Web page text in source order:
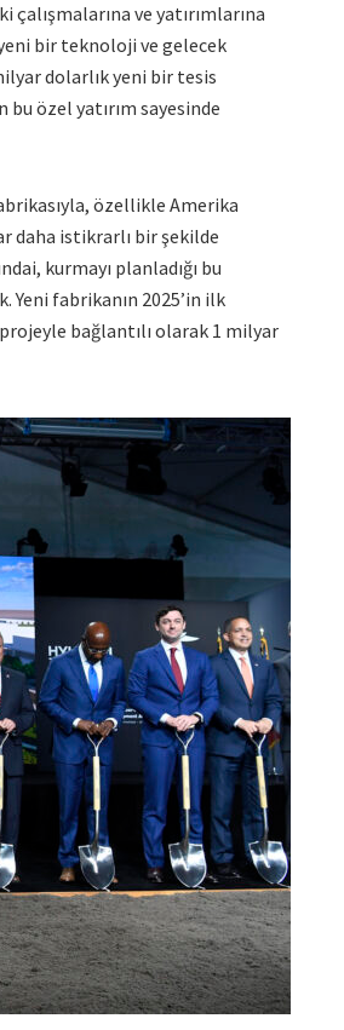
ve yatırımlarına
bir teknoloji ve gelecek
dolarlık yeni bir tesis
bu özel yatırım sayesinde
özellikle Amerika
daha istikrarlı bir şekilde
kurmayı planladığı bu
Yeni fabrikanın 2025’in ilk
bağlantılı olarak 1 milyar